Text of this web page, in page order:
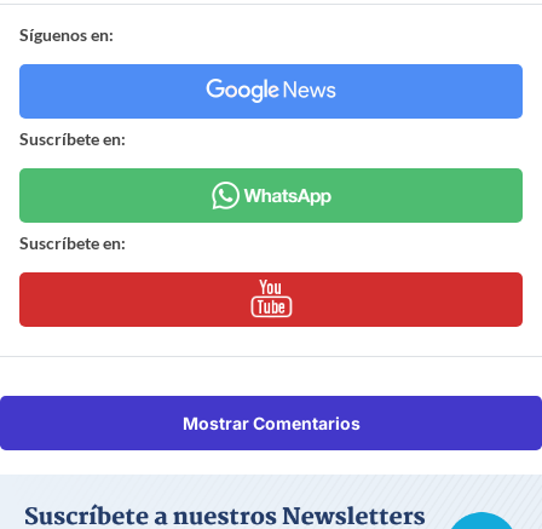
Síguenos en:
Suscríbete en:
Suscríbete en:
Mostrar Comentarios